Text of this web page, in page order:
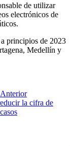
de utilizar
electrónicos de
principios de 2023
Medellín y
Anterior
la cifra de